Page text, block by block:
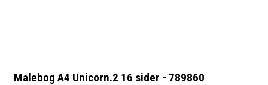
Malebog A4 Unicorn.2 16 sider - 789860